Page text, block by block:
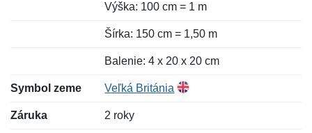
Výška: 100 cm = 1 m
Šírka: 150 cm = 1,50 m
Balenie: 4 x 20 x 20 cm
Symbol zeme Veľká Británia
Záruka 2 roky